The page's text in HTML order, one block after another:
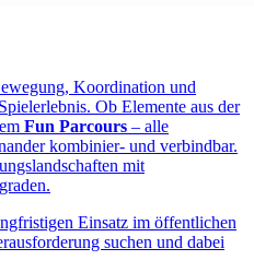
Koordination und
Ob Elemente aus der
Fun Parcours – alle
kombinier- und verbindbar.
mit
Einsatz im öffentlichen
suchen und dabei